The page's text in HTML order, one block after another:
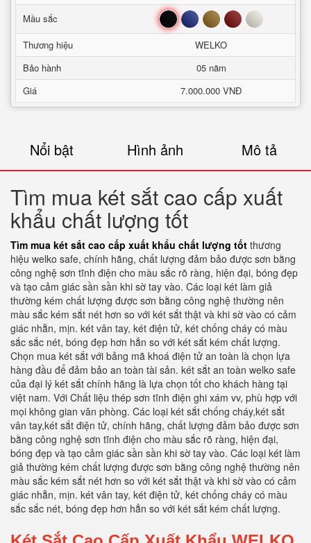
Mầu sắc Đen Xanh Nâu Đỏ Trắng
Thương hiệu
WELKO
Bảo hành
05 năm
Giá
7.000.000 VNĐ
Nổi bật Hình ảnh Mô tả
Tìm mua két sắt cao cấp xuất
khẩu chất lượng tốt
Tìm mua két sắt cao cấp xuất khẩu chất lượng tốt thương
hiệu welko safe, chính hãng, chất lượng đảm bảo được sơn bằng
công nghệ sơn tĩnh điện cho màu sắc rõ ràng, hiện đại, bóng đẹp
và tạo cảm giác sần sần khi sờ tay vào. Các loại két làm giả
thường kém chất lượng được sơn bằng công nghệ thường nên
màu sắc kém sắt nét hơn so với két sắt thật và khi sờ vào có cảm
giác nhẵn, mịn. két vân tay, két điện tử, két chống cháy có màu
sắc sắc nét, bóng đẹp hơn hẳn so với két sắt kém chất lượng.
Chọn mua két sắt với bảng mã khoá điện tử an toàn là chọn lựa
hàng đầu để đảm bảo an toàn tài sản. két sắt an toàn welko safe
của đại lý két sắt chính hãng là lựa chọn tốt cho khách hàng tại
việt nam. Với Chất liệu thép sơn tĩnh điện ghi xám vv, phù hợp với
mọi không gian văn phòng. Các loại két sắt chống cháy,két sắt
vân tay,két sắt điện tử, chính hãng, chất lượng đảm bảo được sơn
bằng công nghệ sơn tĩnh điện cho màu sắc rõ ràng, hiện đại,
bóng đẹp và tạo cảm giác sần sần khi sờ tay vào. Các loại két làm
giả thường kém chất lượng được sơn bằng công nghệ thường nên
màu sắc kém sắt nét hơn so với két sắt thật và khi sờ vào có cảm
giác nhẵn, mịn. két vân tay, két điện tử, két chống cháy có màu
sắc sắc nét, bóng đẹp hơn hẳn so với két sắt kém chất lượng.